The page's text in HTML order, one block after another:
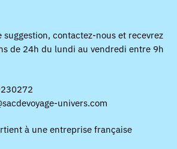
suggestion, contactez-nous et recevrez
de 24h du lundi au vendredi entre 9h
univers.com
à une entreprise française